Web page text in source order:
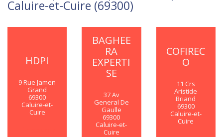
Caluire-et-Cuire (69300)
HDPI
9 Rue Jamen
Grand
69300
Caluire-et-
Cuire
BAGHEE
RA
EXPERTI
SE
37 Av
General De
Gaulle
69300
Caluire-et-
Cuire
COFIREC
O
11 Crs
Aristide
Briand
69300
Caluire-et-
Cuire